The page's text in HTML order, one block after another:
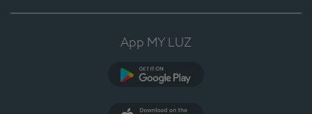
App MY LUZ